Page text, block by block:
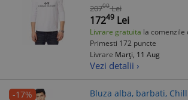
20700 Lei
17249 Lei
Livrare gratuita la comenzile
Primesti 172 puncte
Livrare Marți, 11 Aug
Vezi detalii ›
-17% Bluza alba, barbati,